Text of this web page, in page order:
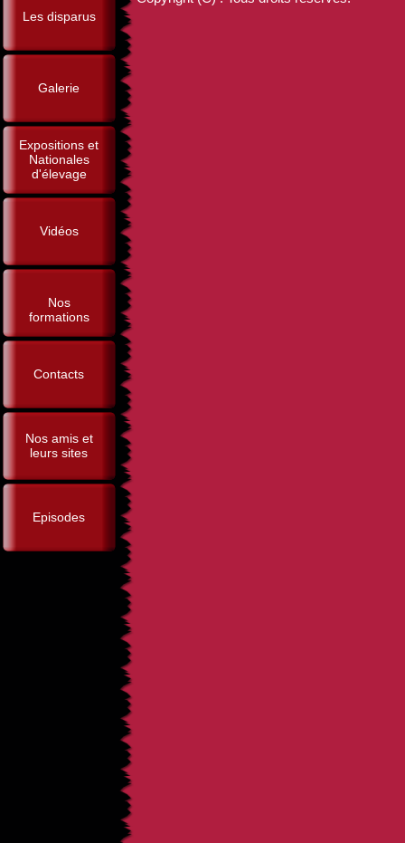
Les disparus
Galerie
Expositions et
Nationales
d'élevage
Vidéos
Nos
formations
Contacts
Nos amis et
leurs sites
Episodes